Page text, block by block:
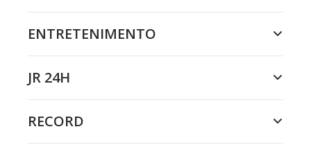
ENTRETENIMENTO
JR 24H
RECORD